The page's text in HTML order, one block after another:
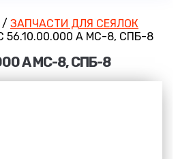
/ ЗАПЧАСТИ ДЛЯ СЕЯЛОК
56.10.00.000 А МС-8, СПБ-8
А МС-8, СПБ-8